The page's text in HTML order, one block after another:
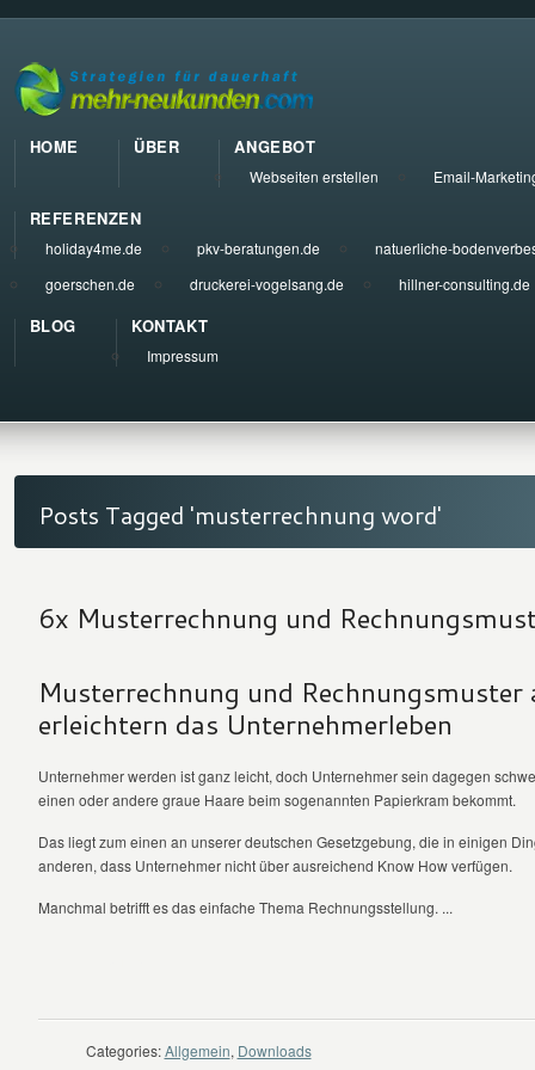
HOME ÜBER ANGEBOT
Webseiten erstellen Email-
REFERENZEN
holiday4me.de pkv-beratungen.de
natuerliche-
goerschen.de
druckerei-vogelsang.de hillner-consulting.de
BLOG KONTAKT
Impressum
Posts Tagged 'musterrechnung word'
6x Musterrechnung und
Musterrechnung und
erleichtern das Unternehmerleben
Unternehmer werden ist ganz leicht, doch Unternehmer sein dagegen
einen oder andere graue Haare beim sogenannten Papierkram bekommt.
Das liegt zum einen an unserer deutschen Gesetzgebung, die in einigen
anderen, dass Unternehmer nicht über ausreichend Know How verfügen.
Manchmal betrifft es das einfache Thema Rechnungsstellung. ...
Categories: Allgemein, Downloads